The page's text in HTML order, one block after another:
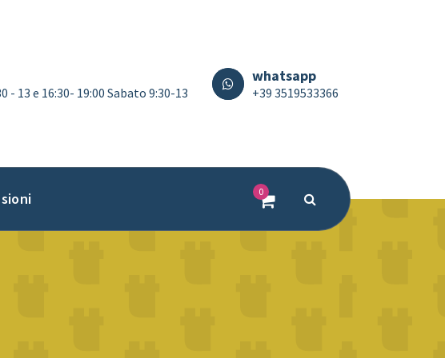
- 13 e 16:30- 19:00 Sabato 9:30-13
whatsapp
+39 3519533366
0